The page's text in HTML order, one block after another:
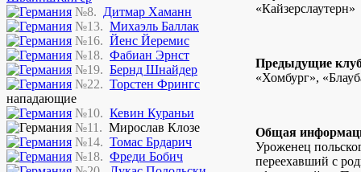
№8. Дитмар Хаманн
№13. Михаэль Баллак
№16. Йенс Йеремис
№18. Фабиан Эрнст
№19. Бернд Шнайдер
№22. Торстен Фрингс
нападающие
№10. Кевин Кураньи
№11. Мирослав Клозе
№14. Томас Брдарич
№18. Фреди Бобич
«Кайзерслаутерн»
Предыдущие
«Хомбург»,
Общая
Уроженец
переехавший с